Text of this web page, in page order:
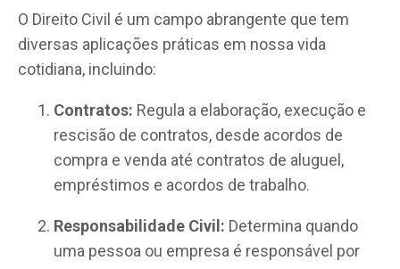
O Direito Civil é um campo abrangente que tem
diversas aplicações práticas em nossa vida
cotidiana, incluindo:
Contratos: Regula a elaboração, execução e
rescisão de contratos, desde acordos de
compra e venda até contratos de aluguel,
empréstimos e acordos de trabalho.
Responsabilidade Civil: Determina quando
uma pessoa ou empresa é responsável por